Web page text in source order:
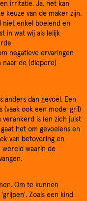
irritatie. Ja, het kan
keuze van de maker zijn.
niet enkel boeiend en
in wat wij als lelijk
negatieve ervaringen
naar de (diepere)
anders dan gevoel. Een
(vaak ook een mode-gril)
verankerd is (en zich juist
het om gevoelens en
van betovering en
wereld waarin de
Om te kunnen
Zoals een kind